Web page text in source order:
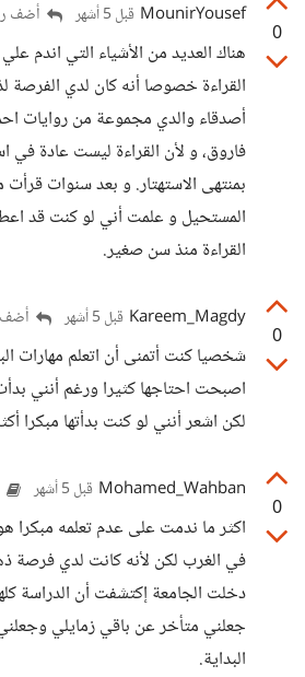
0
MounirYousef قبل 5 أشهر أضف
هناك العديد من الأشياء التي اندم علي
القراءة خصوصا أنه كان لدي الفرصة
أصدقاء والدي مجموعة من روايات
فاروق، و لأن القراءة ليست عادة في
بمنتهى الاستهتار. و بعد سنوات
المستحيل و علمت أني لو كنت قد
القراءة منذ سن صغير.
0
Kareem_Magdy قبل 5 أشهر أضف
شخصيا كنت أتمنى أن اتعلم مهارات
اصبحت احتاجها كثيرا ورغم أنني
لكن اشعر أنني لو كنت بدأتها مبكرا
0
Mohamed_Wahban قبل 5 أشهر
اكثر ما ندمت على عدم تعلمه مبكرا
في الغرب لكن لأنه كانت لدي فرصة
دخلت الجامعة إكتشفت أن الدراسة كلها
جعلني متأخر عن باقي زمايلي
البداية.